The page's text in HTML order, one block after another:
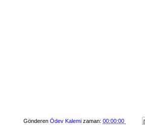
Gönderen Ödev Kalemi zaman: 00:00:00